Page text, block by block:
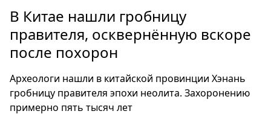
Россия
Мир
Здоровье
Туризм
Мода
В Китае нашли гробницу
правителя, осквернённую вскоре
после похорон
Археологи нашли в китайской провинции Хэнань
гробницу правителя эпохи неолита. Захоронению
примерно пять тысяч лет